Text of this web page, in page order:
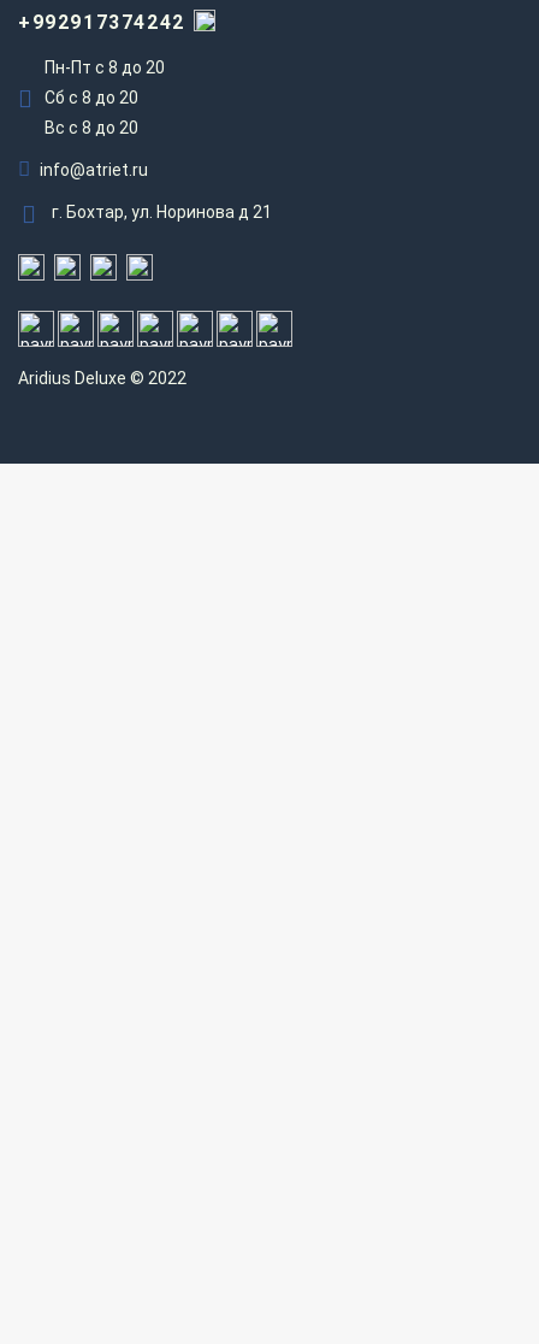
+992917374242
Пн-Пт с 8 до 20
Сб с 8 до 20
Вс c 8 до 20
info@atriet.ru
г. Бохтар, ул. Норинова д 21
Aridius Deluxe © 2022